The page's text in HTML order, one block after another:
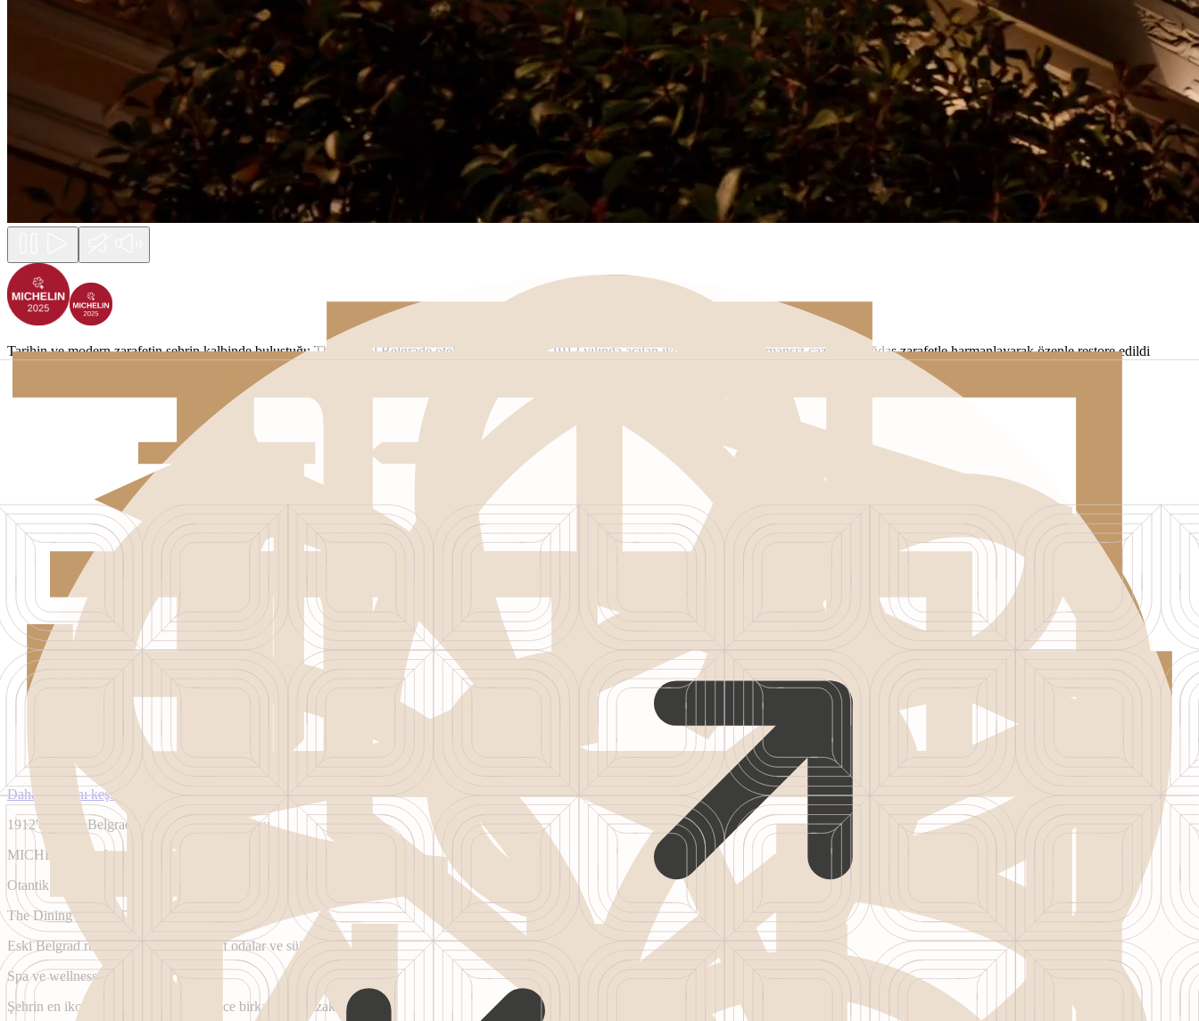
Tarihin ve modern zarafetin şehrin kalbinde buluştuğu The Bristol Belgrade oteline hoş geldiniz. 1912 yılında açılan ikonik otelimiz, zamansız cazibeyi çağdaş zarafetle harmanlayarak özenle restore edildi
Daha fazlasını keşfedin
1912'den beri Belgrad tarihinin bir koruyucusu.
MICHELIN Anahtar Oteli
Otantik Sırp misafirperverliği
The Dining Room, The Library & Beatrice
Eski Belgrad ruhundan ilham alan zarif odalar ve süitler
Spa ve wellness merkezi
Şehrin en ikonik turistik yerlerine sadece birkaç adım uzaklıkta